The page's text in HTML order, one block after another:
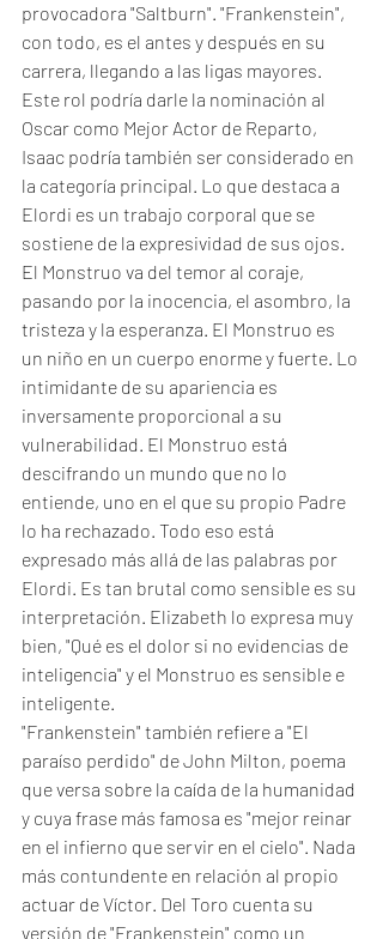
provocadora "Saltburn". "Frankenstein",
con todo, es el antes y después en su
carrera, llegando a las ligas mayores.
Este rol podría darle la nominación al
Oscar como Mejor Actor de Reparto,
Isaac podría también ser considerado en
la categoría principal. Lo que destaca a
Elordi es un trabajo corporal que se
sostiene de la expresividad de sus ojos.
El Monstruo va del temor al coraje,
pasando por la inocencia, el asombro, la
tristeza y la esperanza. El Monstruo es
un niño en un cuerpo enorme y fuerte. Lo
intimidante de su apariencia es
inversamente proporcional a su
vulnerabilidad. El Monstruo está
descifrando un mundo que no lo
entiende, uno en el que su propio Padre
lo ha rechazado. Todo eso está
expresado más allá de las palabras por
Elordi. Es tan brutal como sensible es su
interpretación. Elizabeth lo expresa muy
bien, "Qué es el dolor si no evidencias de
inteligencia" y el Monstruo es sensible e
inteligente.
"Frankenstein" también refiere a "El
paraíso perdido" de John Milton, poema
que versa sobre la caída de la humanidad
y cuya frase más famosa es "mejor reinar
en el infierno que servir en el cielo". Nada
más contundente en relación al propio
actuar de Víctor. Del Toro cuenta su
versión de "Frankenstein" como un